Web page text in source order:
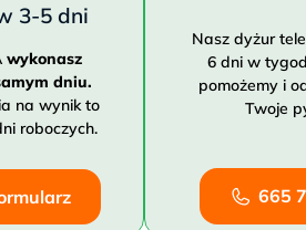
3-5 dni
wykonasz
dniu.
na wynik to
roboczych.
Nasz dyżur
6 dni w
pomożemy i
Twoje
665